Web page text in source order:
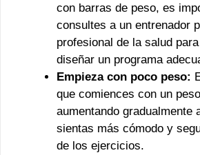
con barras de peso, es
consultes a un entrenador
profesional de la salud
diseñar un programa
Empieza con poco peso:
que comiences con un
aumentando gradualmente
sientas más cómodo y
de los ejercicios.